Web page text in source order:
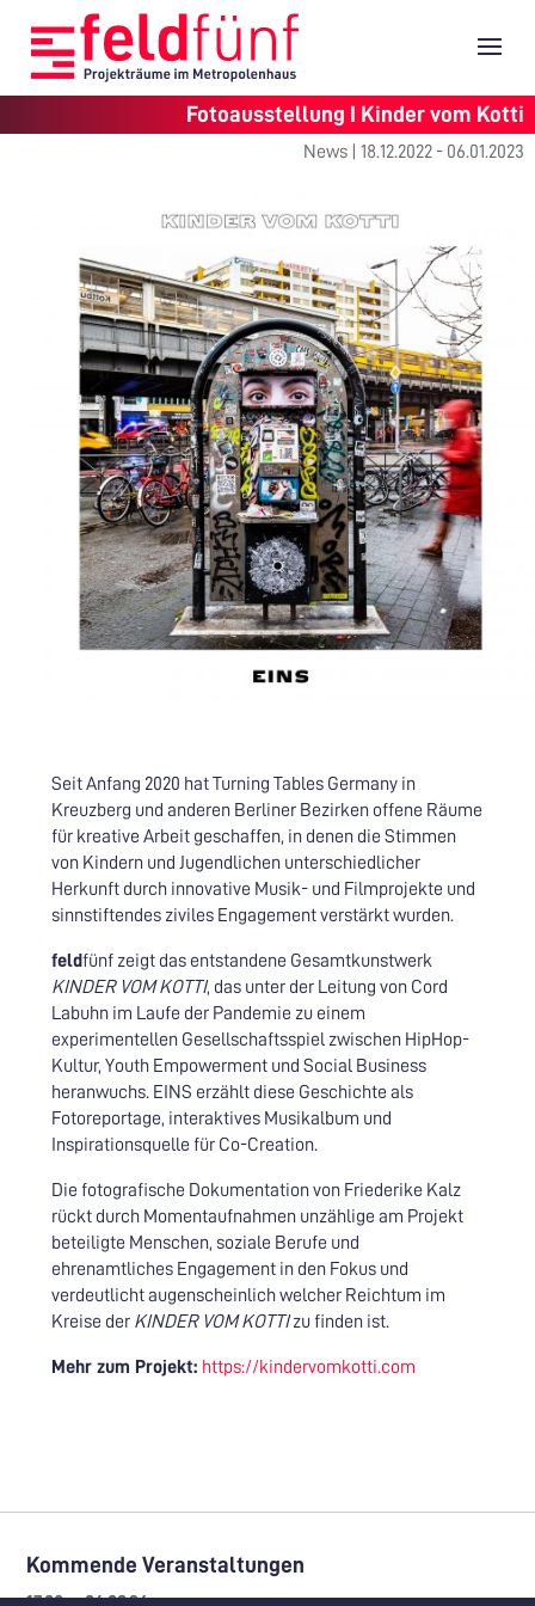
Fotoausstellung I Kinder vom Kotti
News | 18.12.2022 - 06.01.2023
Seit Anfang 2020 hat Turning Tables Germany in
Kreuzberg und anderen Berliner Bezirken offene Räume
für kreative Arbeit geschaffen, in denen die Stimmen
von Kindern und Jugendlichen unterschiedlicher
Herkunft durch innovative Musik- und Filmprojekte und
sinnstiftendes ziviles Engagement verstärkt wurden.
feldfünf zeigt das entstandene Gesamtkunstwerk
KINDER VOM KOTTI, das unter der Leitung von Cord
Labuhn im Laufe der Pandemie zu einem
experimentellen Gesellschaftsspiel zwischen HipHop-
Kultur, Youth Empowerment und Social Business
heranwuchs. EINS erzählt diese Geschichte als
Fotoreportage, interaktives Musikalbum und
Inspirationsquelle für Co-Creation.
Die fotografische Dokumentation von Friederike Kalz
rückt durch Momentaufnahmen unzählige am Projekt
beteiligte Menschen, soziale Berufe und
ehrenamtliches Engagement in den Fokus und
verdeutlicht augenscheinlich welcher Reichtum im
Kreise der KINDER VOM KOTTIzu finden ist.
Mehr zum Projekt: https://kindervomkotti.com
Kommende Veranstaltungen